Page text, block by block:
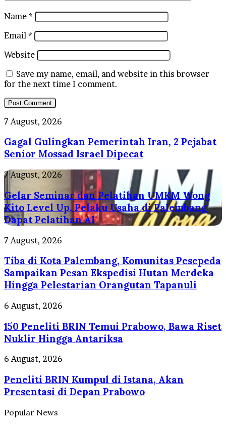
Name *
Email *
Website
Save my name, email, and website in this browser
for the next time I comment.
Gagal
Pemerintah
Iran,
2
Pejabat
Senior
Mossad
Israel
Dipecat
7 August, 2026
Gagal Gulingkan Pemerintah Iran, 2 Pejabat
Senior Mossad Israel Dipecat
Gelar
dan
Pelatihan
UMKM
Wong
Kito
Level
Up,
Pelaku
Usaha
di
Dapat
AI
7 August, 2026
Gelar Seminar dan Pelatihan UMKM Wong
Kito Level Up, Pelaku Usaha di Palembang
Dapat Pelatihan AI
Tiba
Kota
Palembang,
Komunitas
Pesepeda
Sampaikan
Pesan
Ekspedisi
Hutan
Merdeka
Pelestarian
Tapanuli
7 August, 2026
Tiba di Kota Palembang, Komunitas Pesepeda
Sampaikan Pesan Ekspedisi Hutan Merdeka
Hingga Pelestarian Orangutan Tapanuli
150
BRIN
Temui
Prabowo,
Bawa
Riset
Nuklir
Hingga
Antariksa
6 August, 2026
150 Peneliti BRIN Temui Prabowo, Bawa Riset
Nuklir Hingga Antariksa
Peneliti
Kumpul
di
Istana,
Akan
Presentasi
6 August, 2026
Peneliti BRIN Kumpul di Istana, Akan
Presentasi di Depan Prabowo
Popular News